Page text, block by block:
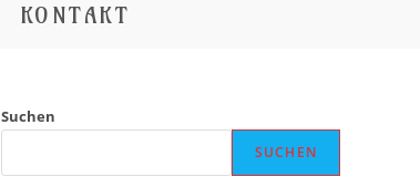
KONTAKT
Suchen
SUCHEN